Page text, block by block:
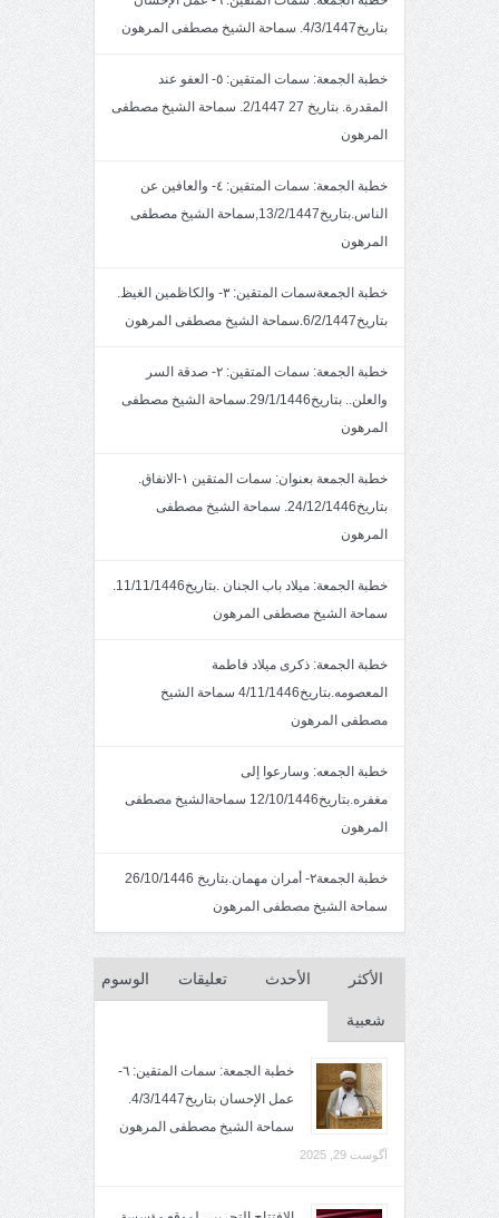
بتاريخ4/3/1447. سماحة الشيخ مصطفى المرهون
خطبة الجمعة: سمات المتقين: ٥- العفو عند
المقدرة. بتاريخ 27 2/1447. سماحة الشيخ مصطفى
المرهون
خطبة الجمعة: سمات المتقين: ٤- والعافين عن
الناس.بتاريخ13/2/1447,سماحة الشيخ مصطفى
المرهون
خطبة الجمعةسمات المتقين: ٣- والكاظمين الغيظ.
بتاريخ6/2/1447.سماحة الشيخ مصطفى المرهون
خطبة الجمعة: سمات المتقين: ٢- صدقة السر
والعلن.. بتاريخ29/1/1446.سماحة الشيخ مصطفى
المرهون
خطبة الجمعة بعنوان: سمات المتقين ١-الانفاق.
بتاريخ24/12/1446. سماحة الشيخ مصطفى
المرهون
خطبة الجمعة: ميلاد باب الجنان .بتاريخ11/11/1446.
سماحة الشيخ مصطفى المرهون
خطبة الجمعة: ذكرى ميلاد فاطمة
المعصومه.بتاريخ4/11/1446 سماحة الشيخ
مصطفى المرهون
خطبة الجمعه: وسارعوا إلى
مغفره.بتاريخ12/10/1446 سماحةالشيخ مصطفى
المرهون
خطبة الجمعة٢- أمران مهمان.بتاريخ 26/10/1446
سماحة الشيخ مصطفى المرهون
الأكثر
شعبية
الأحدث تعليقات الوسوم
خطبة الجمعة: سمات المتقين: ٦-
عمل الإحسان بتاريخ4/3/1447.
سماحة الشيخ مصطفى المرهون
آگوست 29, 2025